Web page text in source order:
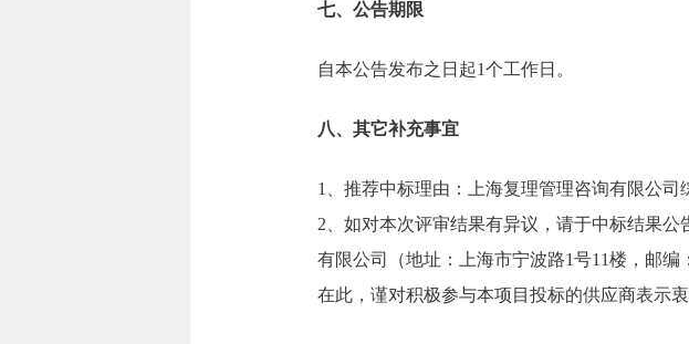
七、公告期限
自本公告发布之日起1个工作日。
八、其它补充事宜
1、推荐中标理由：上海复理管理咨询有限公司
2、如对本次评审结果有异议，请于中标结果
有限公司（地址：上海市宁波路1号11楼，邮编
在此，谨对积极参与本项目投标的供应商表示